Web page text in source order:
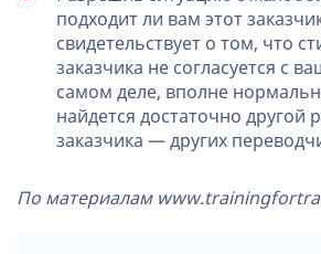
подходит ли вам этот
свидетельствует о том, что
заказчика не согласуется с
самом деле, вполне
найдется достаточно другой
заказчика — других
По материалам